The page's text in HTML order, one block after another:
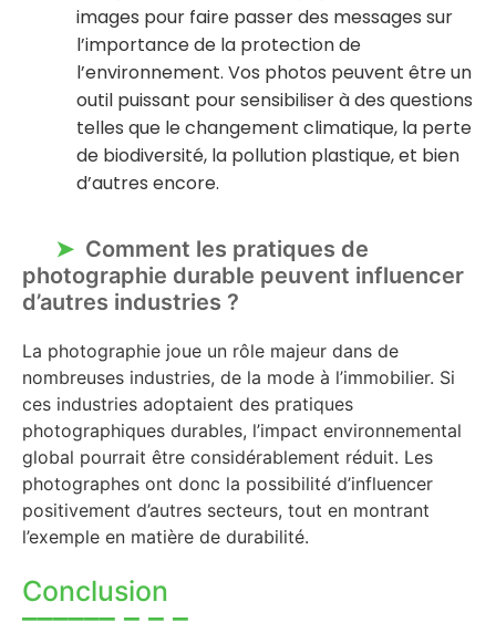
images pour faire passer des messages sur
l’importance de la protection de
l’environnement. Vos photos peuvent être un
outil puissant pour sensibiliser à des questions
telles que le changement climatique, la perte
de biodiversité, la pollution plastique, et bien
d’autres encore.
Comment les pratiques de
photographie durable peuvent influencer
d’autres industries ?
La photographie joue un rôle majeur dans de
nombreuses industries, de la mode à l’immobilier. Si
ces industries adoptaient des pratiques
photographiques durables, l’impact environnemental
global pourrait être considérablement réduit. Les
photographes ont donc la possibilité d’influencer
positivement d’autres secteurs, tout en montrant
l’exemple en matière de durabilité.
Conclusion